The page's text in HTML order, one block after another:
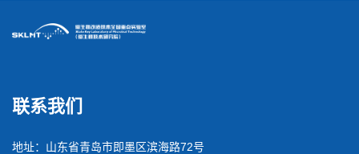
联系我们
地址：山东省青岛市即墨区滨海路72号